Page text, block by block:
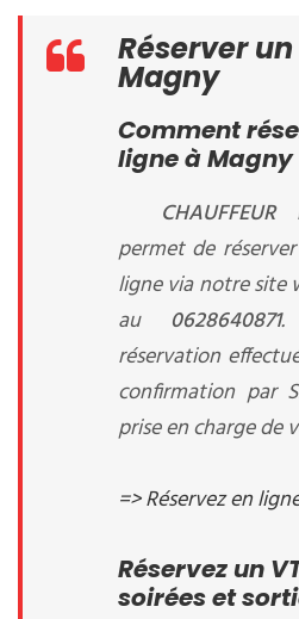
Réserver un
Magny
Comment
ligne à Magny
permet de
ligne via notre site
au 0628640871.
réservation
confirmation par
prise en charge de
=> Réservez en
Réservez un
soirées et